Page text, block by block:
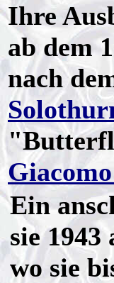
Ihre
ab dem
nach
Ein
sie 1943
wo sie